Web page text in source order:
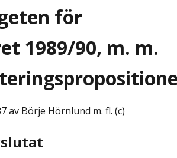
för
1989/90, m. m.
av Börje Hörnlund m. fl. (c)